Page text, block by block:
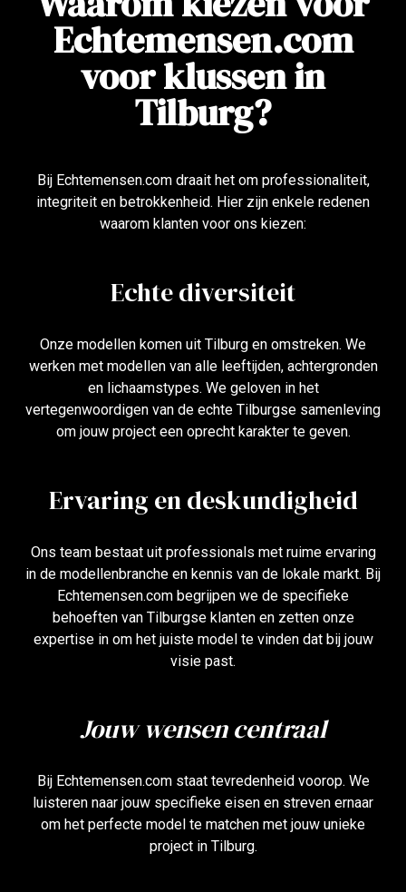
Echtemensen.com
voor klussen in
Tilburg?
Bij Echtemensen.com draait het om professionaliteit,
integriteit en betrokkenheid. Hier zijn enkele redenen
waarom klanten voor ons kiezen:
Echte diversiteit
Onze modellen komen uit Tilburg en omstreken. We
werken met modellen van alle leeftijden, achtergronden
en lichaamstypes. We geloven in het
vertegenwoordigen van de echte Tilburgse samenleving
om jouw project een oprecht karakter te geven.
Ervaring en deskundigheid
Ons team bestaat uit professionals met ruime ervaring
in de modellenbranche en kennis van de lokale markt. Bij
Echtemensen.com begrijpen we de specifieke
behoeften van Tilburgse klanten en zetten onze
expertise in om het juiste model te vinden dat bij jouw
visie past.
Jouw wensen centraal
Bij Echtemensen.com staat tevredenheid voorop. We
luisteren naar jouw specifieke eisen en streven ernaar
om het perfecte model te matchen met jouw unieke
project in Tilburg.